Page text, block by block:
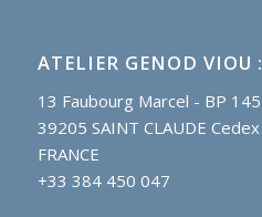
ATELIER GENOD VIOU :
13 Faubourg Marcel - BP 145
39205 SAINT CLAUDE Cedex
FRANCE
+33 384 450 047